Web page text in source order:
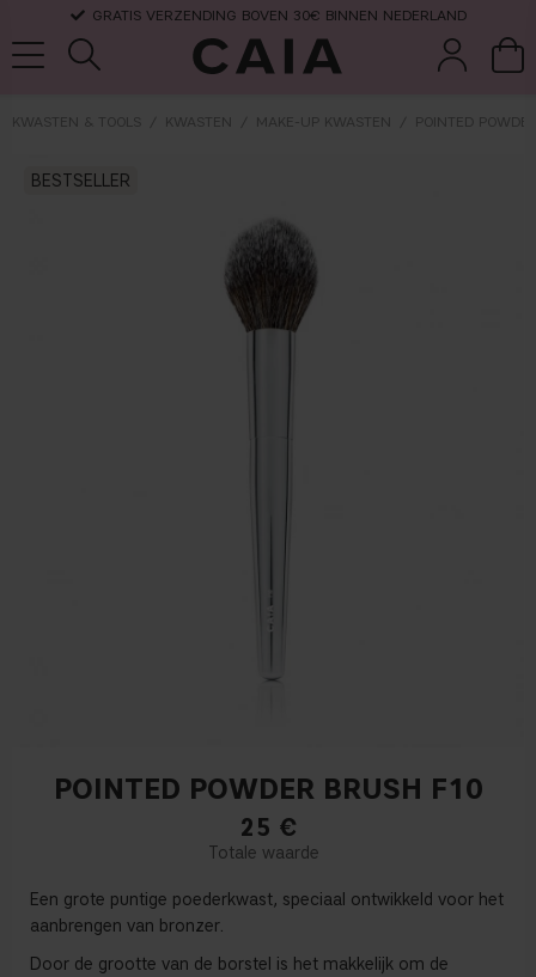
GRATIS VERZENDING BOVEN 30€ BINNEN NEDERLAND
KWASTEN & TOOLS KWASTEN MAKE-UP KWASTEN POINTED
BESTSELLER
POINTED POWDER BRUSH F10
25 €
Een grote puntige poederkwast, speciaal ontwikkeld voor het
aanbrengen van bronzer.
Door de grootte van de borstel is het makkelijk om de
parfum